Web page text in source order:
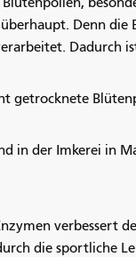
Denn die
Dadurch
getrocknete
in der Imkerei in
verbessert
die sportliche